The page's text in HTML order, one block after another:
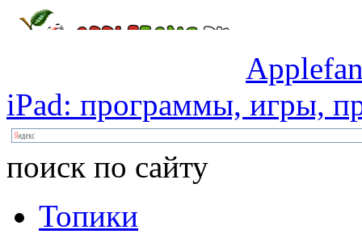
iPad: программы, игры,
поиск по сайту
Топики